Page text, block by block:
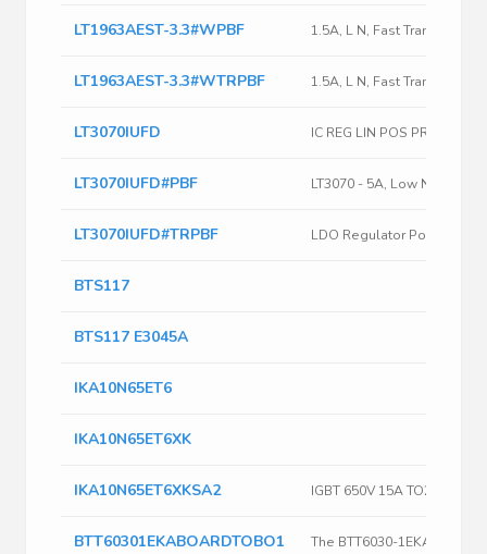
LT1963AEST-3.3#WPBF 1.5A, L N, Fast Tran Resp
LT1963AEST-3.3#WTRPBF 1.5A, L N, Fast Tran Resp
LT3070IUFD
LT3070IUFD#PBF
LT3070IUFD#TRPBF
BTS117
BTS117 E3045A
IKA10N65ET6
IKA10N65ET6XK
IKA10N65ET6XKSA2
BTT60301EKABOARDTOBO1